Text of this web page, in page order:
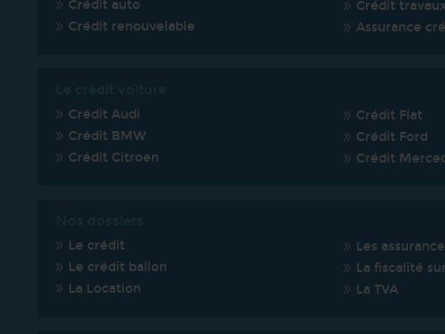
Crédit auto
Crédit renouvelable
Crédit travaux
Assurance
Crédit Audi
Crédit BMW
Crédit Citroen
Crédit Fiat
Crédit Ford
Crédit
Le crédit
Le crédit ballon
La Location
Les
La fiscalité
La TVA